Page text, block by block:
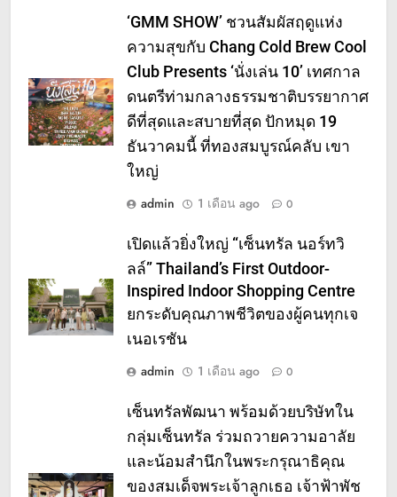
‘GMM SHOW’ ชวนสัมผัสฤดูแห่ง
ความสุขกับ Chang Cold Brew Cool
Club Presents ‘นั่งเล่น 10’ เทศกาล
ดนตรีท่ามกลางธรรมชาติบรรยากาศ
ดีที่สุดและสบายที่สุด ปักหมุด 19
ธันวาคมนี้ ที่ทองสมบูรณ์คลับ เขา
ใหญ่
admin
1 เดือน ago 0
เปิดแล้วยิ่งใหญ่ “เซ็นทรัล นอร์ทวิ
ลล์” Thailand’s First Outdoor-
Inspired Indoor Shopping Centre
ยกระดับคุณภาพชีวิตของผู้คนทุกเจ
เนอเรชัน
admin
1 เดือน ago 0
เซ็นทรัลพัฒนา พร้อมด้วยบริษัทใน
กลุ่มเซ็นทรัล ร่วมถวายความอาลัย
และน้อมสำนึกในพระกรุณาธิคุณ
ของสมเด็จพระเจ้าลูกเธอ เจ้าฟ้าพัช